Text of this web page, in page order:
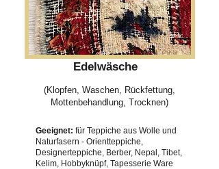
Edelwäsche
(Klopfen, Waschen, Rückfettung,
Mottenbehandlung, Trocknen)
Geeignet: für Teppiche aus Wolle und
Naturfasern - Orientteppiche,
Designerteppiche, Berber, Nepal, Tibet,
Kelim, Hobbyknüpf, Tapesserie Ware